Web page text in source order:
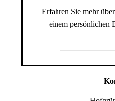
Erfahren Sie mehr
einem persönlichen